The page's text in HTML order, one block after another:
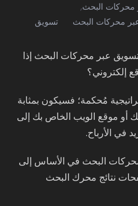
محركات البحث,
محركات البحث
تسويق
عبر محركات البحث إذا
إلكتروني؟
مُحكمة؛ فسيكون بمثابة
أو موقع الويب الخاص بك إلى
في الأرباح.
البحث في الأساس إلى
نتائج محرك البحث